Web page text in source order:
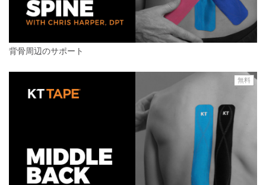
背骨周辺のサポート
無料